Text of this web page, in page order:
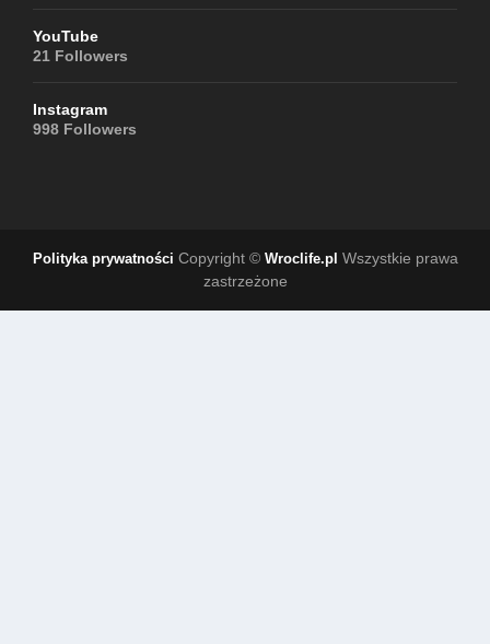
YouTube
21 Followers
Instagram
998 Followers
Polityka prywatności Copyright © Wroclife.pl Wszystkie prawa
zastrzeżone